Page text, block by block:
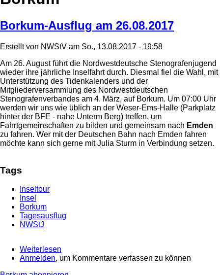
Borkum-Ausflug am 26.08.2017
Erstellt von NWStV am So., 13.08.2017 - 19:58
Am 26. August führt die Nordwestdeutsche Stenografenjugend
wieder ihre jährliche Inselfahrt durch. Diesmal fiel die Wahl, mit
Unterstützung des Tidenkalenders und der
Mitgliederversammlung des Nordwestdeutschen
Stenografenverbandes am 4. März, auf Borkum. Um 07:00 Uhr
werden wir uns wie üblich an der Weser-Ems-Halle (Parkplatz
hinter der BFE - nahe Unterm Berg) treffen, um
Fahrtgemeinschaften zu bilden und gemeinsam nach Emden
zu fahren. Wer mit der Deutschen Bahn nach Emden fahren
möchte kann sich gerne mit Julia Sturm in Verbindung setzen.
Tags
Inseltour
Insel
Borkum
Tagesausflug
NWStJ
Weiterlesen
Borkum-
Anmelden, um Kommentare verfassen zu können